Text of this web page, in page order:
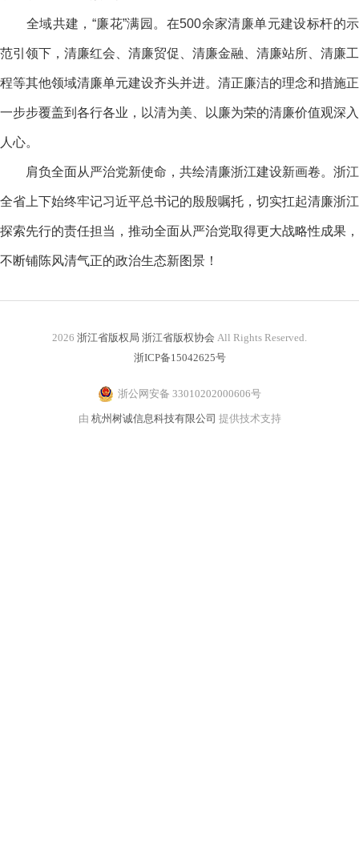
全域共建，“廉花”满园。在500余家清廉单元建设标杆的示
范引领下，清廉红会、清廉贸促、清廉金融、清廉站所、清廉工
程等其他领域清廉单元建设齐头并进。清正廉洁的理念和措施正
一步步覆盖到各行各业，以清为美、以廉为荣的清廉价值观深入
人心。
肩负全面从严治党新使命，共绘清廉浙江建设新画卷。浙江
全省上下始终牢记习近平总书记的殷殷嘱托，切实扛起清廉浙江
探索先行的责任担当，推动全面从严治党取得更大战略性成果，
不断铺陈风清气正的政治生态新图景！
2026 浙江省版权局 浙江省版权协会 All Rights Reserved.
浙ICP备15042625号
浙公网安备 33010202000606号
由 杭州树诚信息科技有限公司 提供技术支持